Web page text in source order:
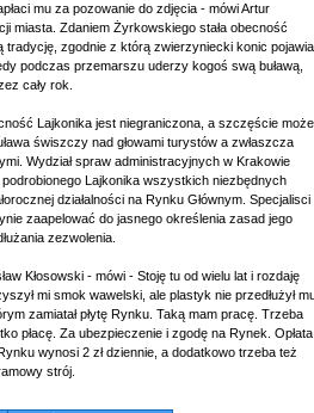
mu za pozowanie do zdjęcia - mówi Artur
miasta. Zdaniem Żyrkowskiego stała obecność
tradycję, zgodnie z którą zwierzyniecki konic pojawia
podczas przemarszu uderzy kogoś swą buławą,
cały rok.
Lajkonika jest niegraniczona, a szczęście może
świszczy nad głowami turystów a zwłaszcza
Wydział spraw administracyjnych w Krakowie
Lajkonika wszystkich niezbędnych
działalności na Rynku Głównym. Specjalisci
zaapelować do jasnego określenia zasad jego
zezwolenia.
Kłosowski - mówi - Stoję tu od wielu lat i rozdaję
mi smok wawelski, ale plastyk nie przedłużył
zamiatał płytę Rynku. Taką mam pracę. Trzeba
płacę. Za ubezpieczenie i zgodę na Rynek. Opłata
wynosi 2 zł dziennie, a dodatkowo trzeba też
strój.